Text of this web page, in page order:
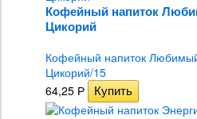
Кофейный напиток
Цикорий
Кофейный напиток Любимый
Цикорий/15
64,25 Р